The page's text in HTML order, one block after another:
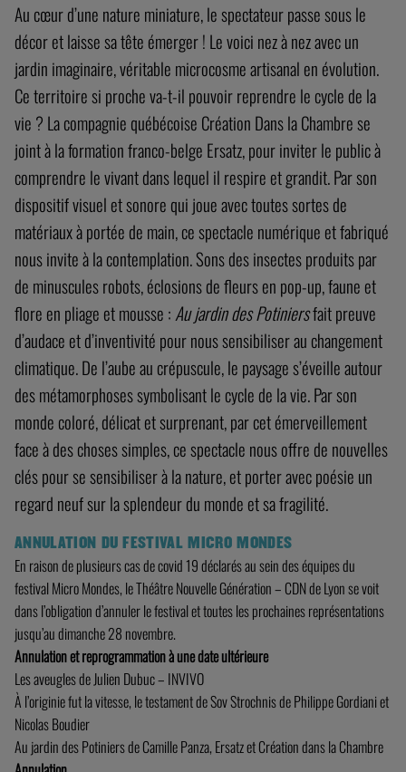
Au cœur d’une nature miniature, le spectateur passe sous le
décor et laisse sa tête émerger ! Le voici nez à nez avec un
jardin imaginaire, véritable microcosme artisanal en évolution.
Ce territoire si proche va-t-il pouvoir reprendre le cycle de la
vie ? La compagnie québécoise Création Dans la Chambre se
joint à la formation franco-belge Ersatz, pour inviter le public à
comprendre le vivant dans lequel il respire et grandit. Par son
dispositif visuel et sonore qui joue avec toutes sortes de
matériaux à portée de main, ce spectacle numérique et fabriqué
nous invite à la contemplation. Sons des insectes produits par
de minuscules robots, éclosions de fleurs en pop-up, faune et
flore en pliage et mousse :Au jardin des Potiniersfait preuve
d’audace et d’inventivité pour nous sensibiliser au changement
climatique. De l’aube au crépuscule, le paysage s’éveille autour
des métamorphoses symbolisant le cycle de la vie. Par son
monde coloré, délicat et surprenant, par cet émerveillement
face à des choses simples, ce spectacle nous offre de nouvelles
clés pour se sensibiliser à la nature, et porter avec poésie un
regard neuf sur la splendeur du monde et sa fragilité.
ANNULATION DU FESTIVAL MICRO MONDES
En raison de plusieurs cas de covid 19 déclarés au sein des équipes du
festival Micro Mondes, le Théâtre Nouvelle Génération – CDN de Lyon se voit
dans l’obligation d’annuler le festival et toutes les prochaines représentations
jusqu’au dimanche 28 novembre.
Annulation et reprogrammation à une date ultérieure
Les aveugles de Julien Dubuc – INVIVO
À l’originie fut la vitesse, le testament de Sov Strochnis de Philippe Gordiani et
Nicolas Boudier
Au jardin des Potiniers de Camille Panza, Ersatz et Création dans la Chambre